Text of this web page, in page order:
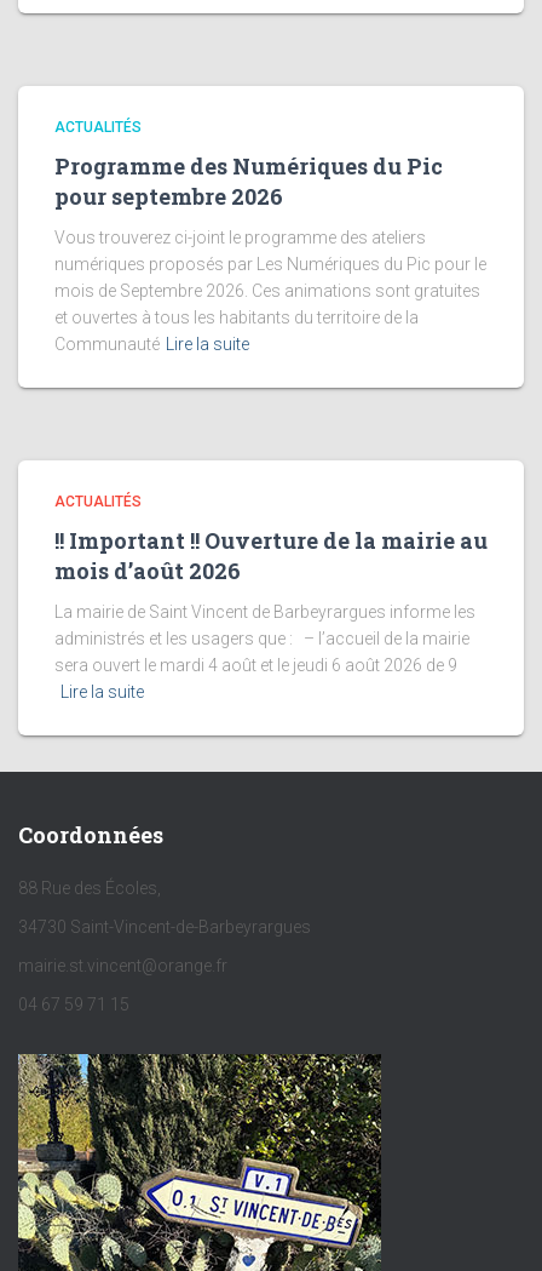
ACTUALITÉS
Programme des Numériques du Pic
pour septembre 2026
Vous trouverez ci-joint le programme des ateliers
numériques proposés par Les Numériques du Pic pour le
mois de Septembre 2026. Ces animations sont gratuites
et ouvertes à tous les habitants du territoire de la
Communauté
Lire la suite
ACTUALITÉS
!! Important !! Ouverture de la mairie au
mois d’août 2026
La mairie de Saint Vincent de Barbeyrargues informe les
administrés et les usagers que : – l’accueil de la mairie
sera ouvert le mardi 4 août et le jeudi 6 août 2026 de 9
Lire la suite
Coordonnées
88 Rue des Écoles,
34730 Saint-Vincent-de-Barbeyrargues
mairie.st.vincent@orange.fr
04 67 59 71 15